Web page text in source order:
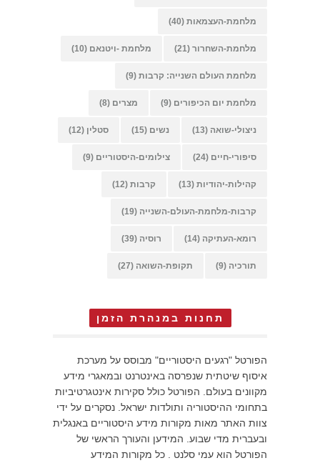
מלחמת-העצמאות (40)
מלחמת-השחרור (21) מלחמת -ויטנאם (10)
מלחמת העולם השנייה: קרבות (9)
מלחמת יום הכיפורים (9) מצרים (8)
ניצולי-שואה (13) נשים (15) סטלין (12)
סיפורי-חיים (24) צילומים-היסטוריים (9)
קהילות-יהודיות (13) קרבות (12)
קרבות-מלחמת-העולם-השנייה (19)
רומא-העתיקה (14) רוסיה (39)
תורכיה (9) תקופת-השואה (27)
תחנות במנהרת הזמן
הפורטל "רגעים היסטוריים" מבוסס על מערכת
איסוף שיטתית שנפרסה באינטרנט ובמאגרי מידע
מקוונים בעולם. הפורטל כולל סקירות אינטגרטיביות
בתחומי ההיסטוריה ותולדות ישראל. נסקרים על ידי
צוות האתר מאות מקורות מידע היסטוריים באנגלית
ובעברית מדי שבוע. המידען והעורך הראשי של
הפורטל הוא עמי סלנט . כל מקורות המידע